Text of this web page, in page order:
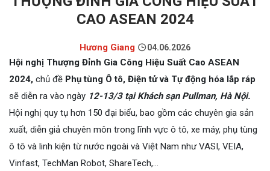
CAO ASEAN 2024
Hương Giang 04.06.2026
Hội nghị Thượng Đỉnh Gia Công Hiệu Suất Cao ASEAN
2024, chủ đề Phụ tùng Ô tô, Điện tử và Tự động hóa lắp ráp
sẽ diễn ra vào ngày 12-13/3 tại Khách sạn Pullman, Hà Nội.
Hội nghị quy tụ hơn 150 đại biểu, bao gồm các chuyên gia sản
xuất, diễn giả chuyên môn trong lĩnh vực ô tô, xe máy, phụ tùng
ô tô và linh kiện từ nước ngoài và Việt Nam như VASI, VEIA,
Vinfast, TechMan Robot, ShareTech,...